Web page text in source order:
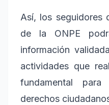
Así, los seguidores
de la ONPE
información
actividades que
fundamental
derechos